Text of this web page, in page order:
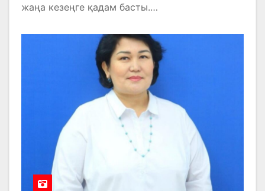
жаңа кезеңге қадам басты.…